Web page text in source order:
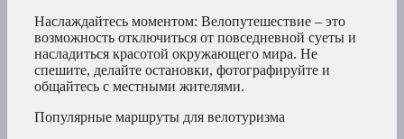
Наслаждайтесь моментом: Велопутешествие – это
возможность отключиться от повседневной суеты и
насладиться красотой окружающего мира. Не
спешите, делайте остановки, фотографируйте и
общайтесь с местными жителями.
Популярные маршруты для велотуризма